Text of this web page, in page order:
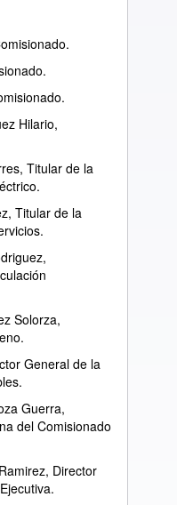
Hilario,
Titular de la
Titular de la
Solorza,
General de la
Guerra,
del Comisionado
Director